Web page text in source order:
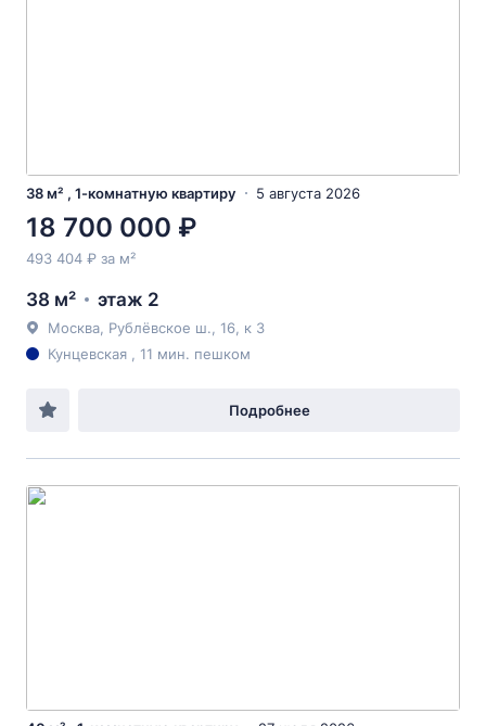
38 м² , 1-комнатную квартиру 5 августа 2026
18 700 000 ₽
493 404 ₽ за м²
38 м² этаж 2
Москва, Рублёвское ш., 16, к 3
Кунцевская , 11 мин. пешком
Подробнее